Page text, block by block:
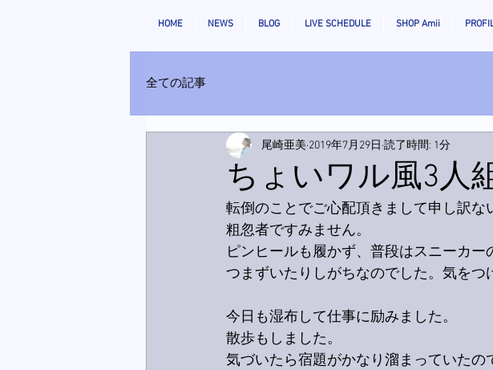
HOME NEWS BLOG LIVE SCHEDULE SHOP Amii
全ての記事
ちょいワル風3人
尾崎亜美 2019年7月29日 読了時間: 1分
転倒のことでご心配頂きまして申し訳な
粗忽者ですみません。
ピンヒールも履かず、普段はスニーカ
つまずいたりしがちなのでした。気をつ
今日も湿布して仕事に励みました。
散歩もしました。
気づいたら宿題がかなり溜まっていたの